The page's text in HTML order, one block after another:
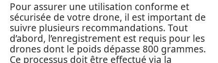
Pour assurer une utilisation conforme et
sécurisée de votre drone, il est important de
suivre plusieurs recommandations. Tout
d’abord, l’enregistrement est requis pour les
drones dont le poids dépasse 800 grammes.
Ce processus doit être effectué via la